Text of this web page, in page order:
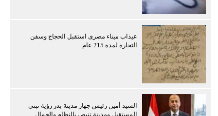
عيذاب ميناء مصرى استقبل الحجاج وسفن
التجارة لمدة 215 عام
السيد أمين رئيس جهاز مدينة بدر رؤية تبني
المستقبل ومدينة تنبض بالنظام والجمال